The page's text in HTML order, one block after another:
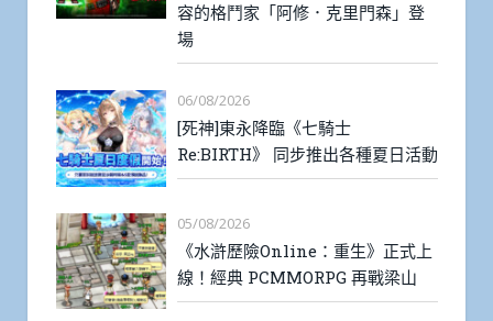
容的格鬥家「阿修．克里門森」登
場
06/08/2026
[死神]東永降臨《七騎士
Re:BIRTH》 同步推出各種夏日活動
05/08/2026
《水滸歷險Online：重生》正式上
線！經典 PCMMORPG 再戰梁山